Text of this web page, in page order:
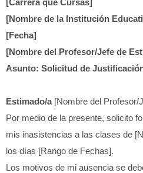
[Carrera que Cursas]
[Nombre de la Institución
[Fecha]
[Nombre del Profesor/Jefe de
Asunto: Solicitud de
Estimado/a[Nombre del Profesor/
Por medio de la presente, solicito
mis inasistencias a las clases de
los días [Rango de Fechas].
Los motivos de mi ausencia se